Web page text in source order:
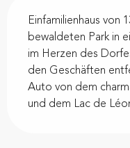
Einfamilienhaus von
bewaldeten Park in
im Herzen des
den Geschäften
Auto von dem
und dem Lac de